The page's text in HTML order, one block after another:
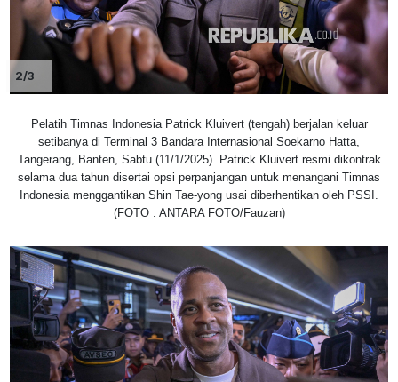
2/3
Pelatih Timnas Indonesia Patrick Kluivert (tengah) berjalan keluar
setibanya di Terminal 3 Bandara Internasional Soekarno Hatta,
Tangerang, Banten, Sabtu (11/1/2025). Patrick Kluivert resmi dikontrak
selama dua tahun disertai opsi perpanjangan untuk menangani Timnas
Indonesia menggantikan Shin Tae-yong usai diberhentikan oleh PSSI.
(FOTO : ANTARA FOTO/Fauzan)